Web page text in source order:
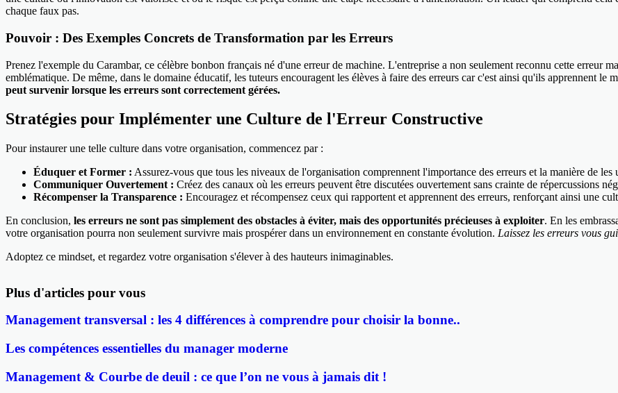
chaque faux pas.
Pouvoir : Des Exemples Concrets de Transformation par les Erreurs
Prenez l'exemple du Carambar, ce célèbre bonbon français né d'une erreur de machine. L'entreprise a non seulement reconnu cette erreur
emblématique. De même, dans le domaine éducatif, les tuteurs encouragent les élèves à faire des erreurs car c'est ainsi qu'ils apprennent le
peut survenir lorsque les erreurs sont correctement gérées.
Stratégies pour Implémenter une Culture de l'Erreur Constructive
Pour instaurer une telle culture dans votre organisation, commencez par :
Éduquer et Former : Assurez-vous que tous les niveaux de l'organisation comprennent l'importance des erreurs et la manière de les
Communiquer Ouvertement : Créez des canaux où les erreurs peuvent être discutées ouvertement sans crainte de répercussions
Récompenser la Transparence : Encouragez et récompensez ceux qui rapportent et apprennent des erreurs, renforçant ainsi une
En conclusion, les erreurs ne sont pas simplement des obstacles à éviter, mais des opportunités précieuses à exploiter. En les
votre organisation pourra non seulement survivre mais prospérer dans un environnement en constante évolution. Laissez les erreurs vous
Adoptez ce mindset, et regardez votre organisation s'élever à des hauteurs inimaginables.
Plus d'articles pour vous
Management transversal : les 4 différences à comprendre pour choisir la bonne..
Les compétences essentielles du manager moderne
Management & Courbe de deuil : ce que l’on ne vous à jamais dit !